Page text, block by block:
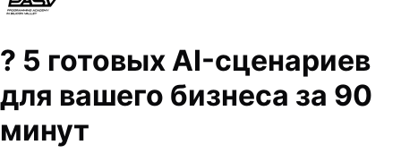
? 5 готовых AI-сценариев
для вашего бизнеса за 90
минут